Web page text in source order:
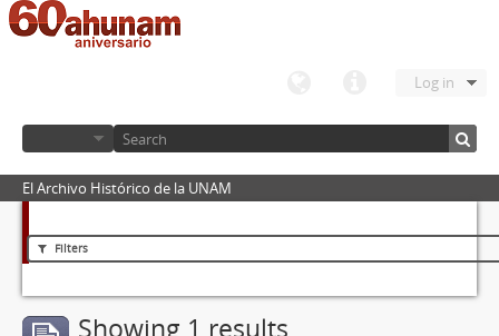
Log in
El Archivo Histórico de la UNAM
Filters
Showing 1 results